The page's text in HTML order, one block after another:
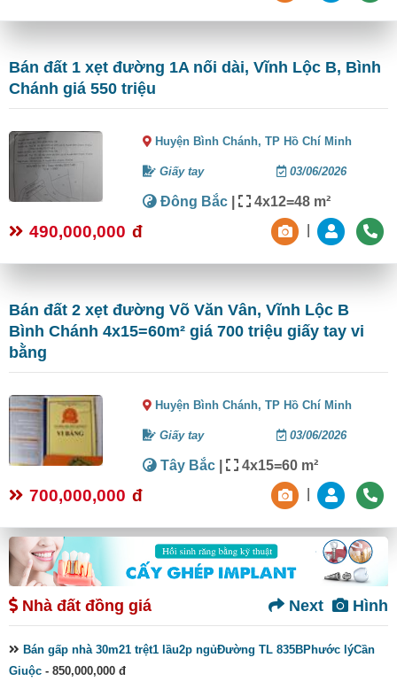
Bán đất 1 xẹt đường 1A nối dài, Vĩnh Lộc B, Bình
Chánh giá 550 triệu
Huyện Bình Chánh,TP Hồ Chí Minh
Giấy tay 03/06/2026
Đông Bắc | 4x12=48 m²
490,000,000 đ
Bán đất 2 xẹt đường Võ Văn Vân, Vĩnh Lộc B
Bình Chánh 4x15=60m² giá 700 triệu giấy tay vi
bằng
Huyện Bình Chánh,TP Hồ Chí Minh
Giấy tay 03/06/2026
Tây Bắc | 4x15=60 m²
700,000,000 đ
Nhà đất đồng giá Hình
Next
Bán gấp nhà 30m21 trệt1 lầu2p ngủĐường TL 835BPhước lýCần
Giuộc - 850,000,000 đ